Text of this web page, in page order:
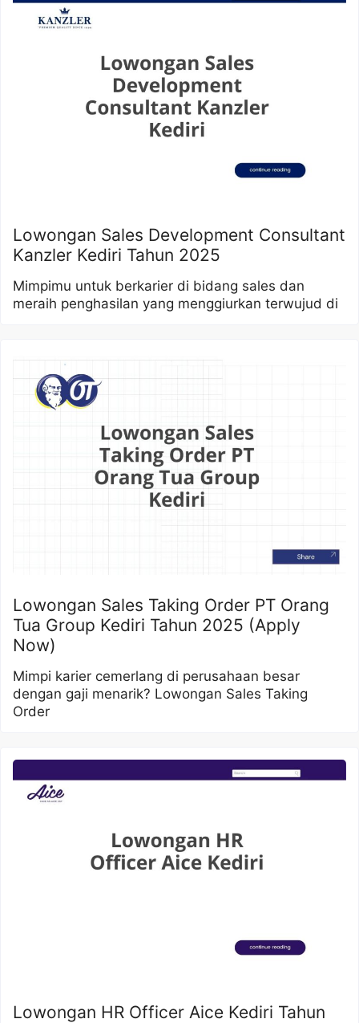
Lowongan Sales Development Consultant
Kanzler Kediri Tahun 2025
Mimpimu untuk berkarier di bidang sales dan
meraih penghasilan yang menggiurkan terwujud di
Lowongan Sales Taking Order PT Orang
Tua Group Kediri Tahun 2025 (Apply
Now)
Mimpi karier cemerlang di perusahaan besar
dengan gaji menarik? Lowongan Sales Taking
Order
Lowongan HR Officer Aice Kediri Tahun